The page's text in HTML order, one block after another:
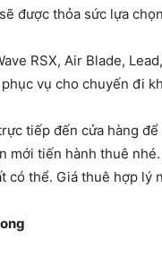
được thỏa sức lựa
RSX, Air Blade,
vụ cho chuyến đi
tiếp đến cửa hàng
mới tiến hành thuê
thể. Giá thuê hợp lý